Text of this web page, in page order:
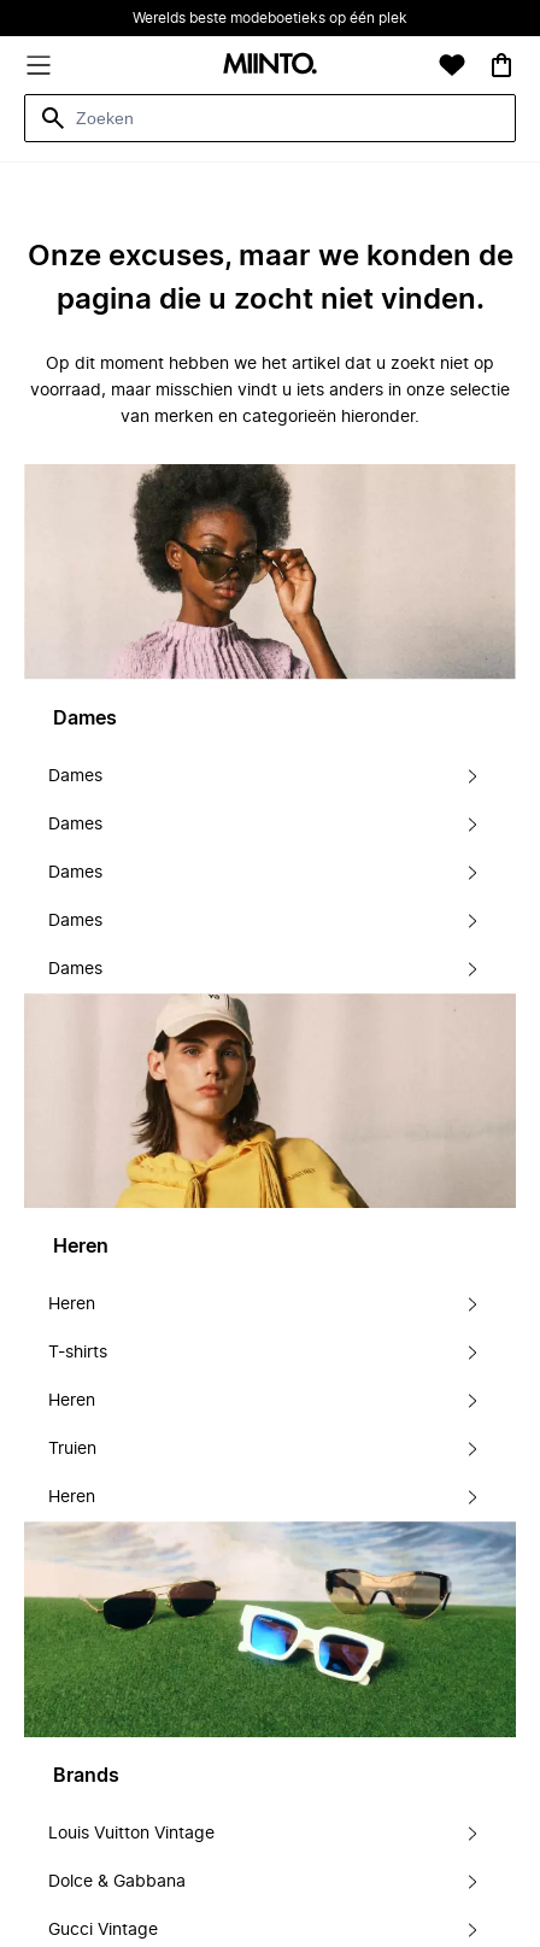
Werelds beste modeboetieks op één plek
Onze excuses, maar we konden de
pagina die u zocht niet vinden.
Op dit moment hebben we het artikel dat u zoekt niet op
voorraad, maar misschien vindt u iets anders in onze selectie
van merken en categorieën hieronder.
Dames
Dames
Dames
Dames
Dames
Dames
Heren
Heren
T-shirts
Heren
Truien
Heren
Brands
Louis Vuitton Vintage
Dolce & Gabbana
Gucci Vintage